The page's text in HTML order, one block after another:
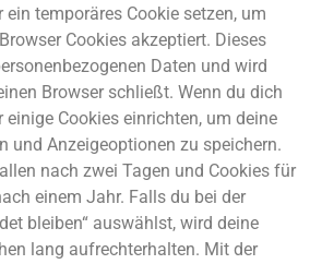
temporäres Cookie setzen, um
Cookies akzeptiert. Dieses
Daten und wird
Browser schließt. Wenn du dich
einige Cookies einrichten, um deine
und Anzeigeoptionen zu speichern.
nach zwei Tagen und Cookies für
einem Jahr. Falls du bei der
bleiben“ auswählst, wird deine
lang aufrechterhalten. Mit der